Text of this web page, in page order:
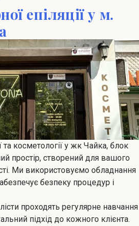
епіляції у м.
та косметології у жк Чайка, блок
простір, створений для вашого
Ми використовуємо обладнання
безпеку процедур і
проходять регулярне навчання
підхід до кожного клієнта.